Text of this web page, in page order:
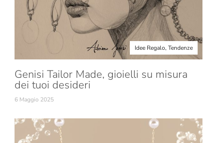
Idee Regalo, Tendenze
Genisi Tailor Made, gioielli su misura
dei tuoi desideri
6 Maggio 2025